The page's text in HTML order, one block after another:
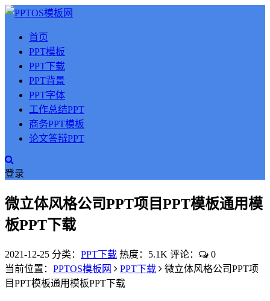
首页
PPT模板
PPT下载
PPT背景
PPT字体
工作总结PPT
商务PPT模板
论文答辩PPT
登录
微立体风格公司PPT项目PPT模板通用模
板PPT下载
2021-12-25 分类： PPT下载 热度：5.1K 评论：
0
当前位置： PPTOS模板网 PPT下载
微立体风格公司PPT项
目PPT模板通用模板PPT下载